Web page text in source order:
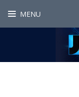
MENU